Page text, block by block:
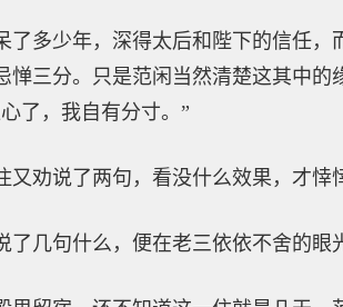
了多少年，深得太后和陛下的信任
三分。只是范闲当然清楚这其中的
了，我自有分寸。”
又劝说了两句，看没什么效果，才悻
了几句什么，便在老三依依不舍的眼